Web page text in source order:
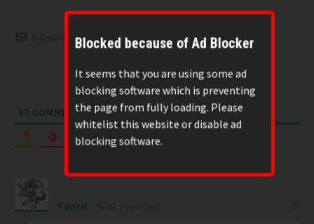
Please login to comment
17 COMMENTS
Oldest
Fenrir
Blocked because of Ad Blocker
It seems that you are using some ad
blocking software which is preventing
the page from fully loading. Please
whitelist this website or disable ad
blocking software.